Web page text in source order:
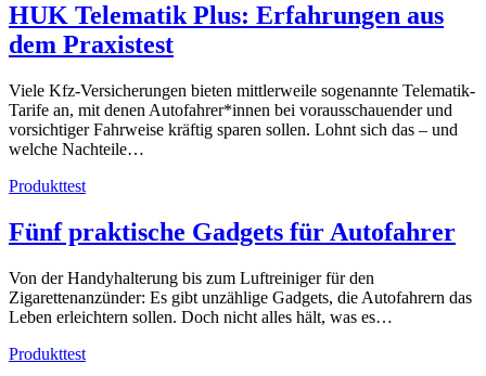
HUK Telematik Plus: Erfahrungen aus
dem Praxistest
Viele Kfz-Versicherungen bieten mittlerweile sogenannte Telematik-
Tarife an, mit denen Autofahrer*innen bei vorausschauender und
vorsichtiger Fahrweise kräftig sparen sollen. Lohnt sich das – und
welche Nachteile…
Produkttest
Fünf praktische Gadgets für Autofahrer
Von der Handyhalterung bis zum Luftreiniger für den
Zigarettenanzünder: Es gibt unzählige Gadgets, die Autofahrern das
Leben erleichtern sollen. Doch nicht alles hält, was es…
Produkttest